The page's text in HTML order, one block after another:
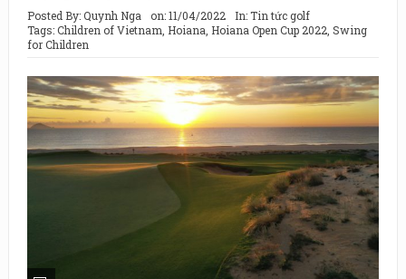
Posted By:Quynh Nga on:11/04/2022 In:Tin tức golf
Tags:Children of Vietnam Hoiana Hoiana Open Cup 2022, Swing
for Children